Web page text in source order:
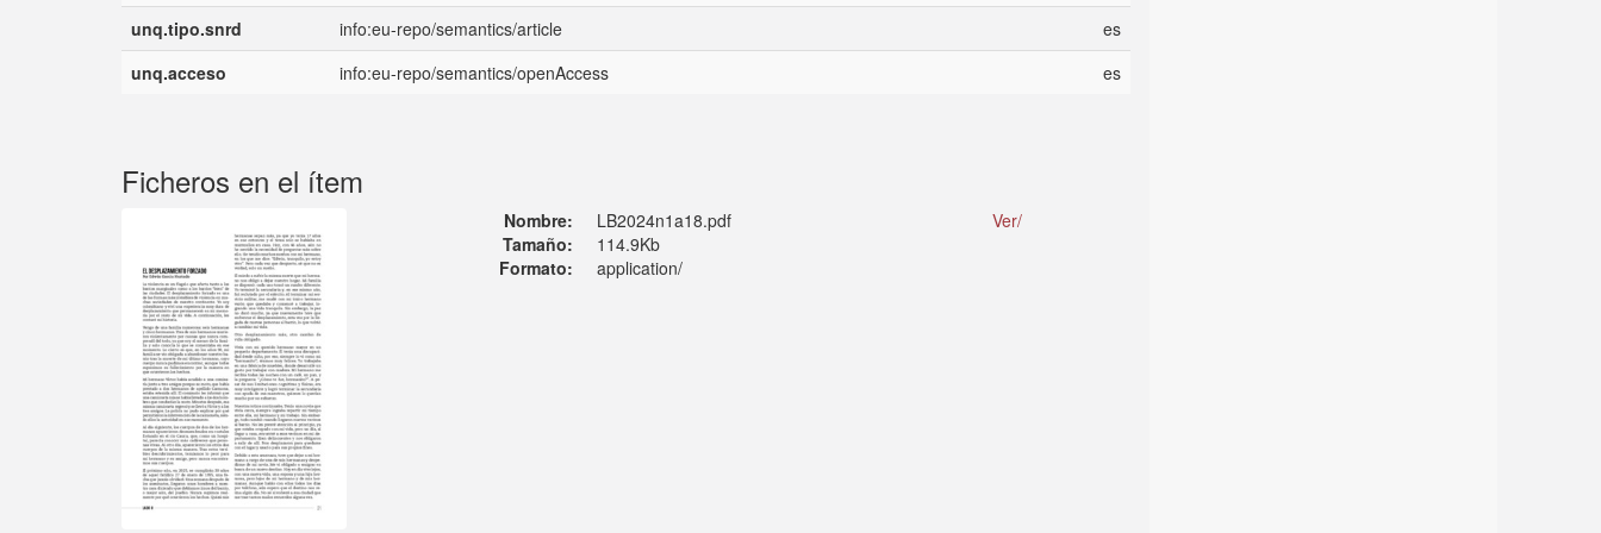
unq.tipo.snrd
info:eu-repo/semantics/article
es
unq.acceso
info:eu-repo/semantics/openAccess es
Ficheros en el ítem
Nombre:
LB2024n1a18.pdf
Tamaño:
114.9Kb
Formato:
application/
Ver/